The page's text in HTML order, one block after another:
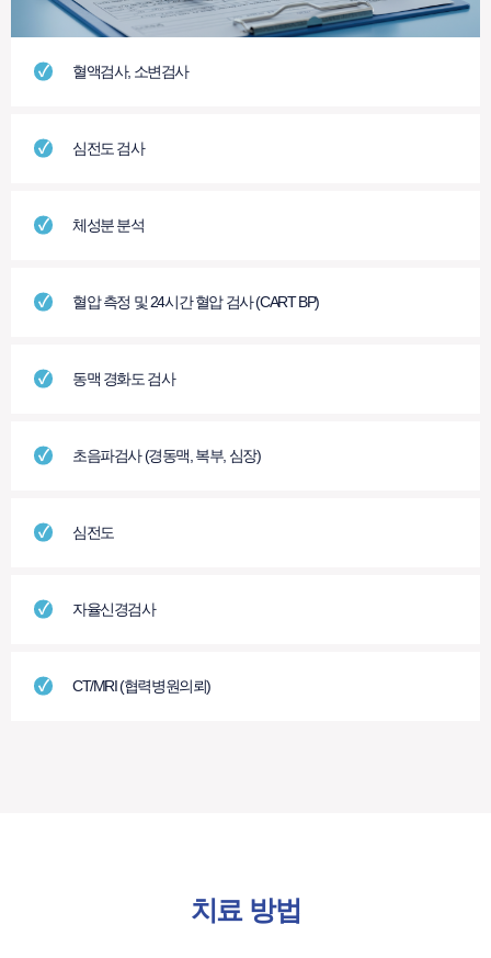
혈액검사, 소변검사
심전도 검사
체성분 분석
혈압 측정 및 24시간 혈압 검사 (CART BP)
동맥 경화도 검사
초음파검사 (경동맥, 복부, 심장)
심전도
자율신경검사
CT/MRI (협력병원의뢰)
치료 방법